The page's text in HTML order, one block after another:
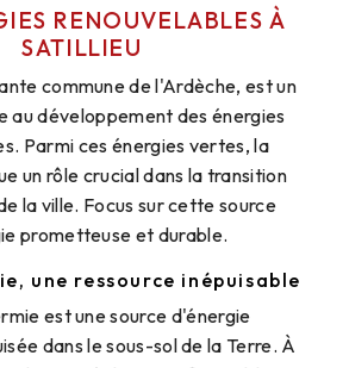
RENOUVELABLES À
SATILLIEU
commune de l'Ardèche, est un
au développement des énergies
Parmi ces énergies vertes, la
un rôle crucial dans la transition
la ville. Focus sur cette source
prometteuse et durable.
une ressource inépuisable
est une source d'énergie
dans le sous-sol de la Terre. À